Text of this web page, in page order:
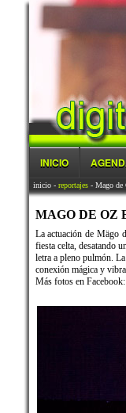
INICIO
inicio- reportajes- Mago de
MAGO DE OZ
La actuación de Mägo
fiesta celta, desatando
letra a pleno pulmón.
conexión mágica y
Más fotos en Facebook: